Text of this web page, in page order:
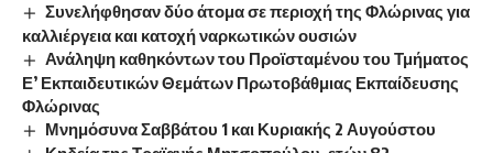
Συνελήφθησαν δύο άτομα σε περιοχή της Φλώρινας για
καλλιέργεια και κατοχή ναρκωτικών ουσιών
Ανάληψη καθηκόντων του Προϊσταμένου του Τμήματος
Ε’ Εκπαιδευτικών Θεμάτων Πρωτοβάθμιας Εκπαίδευσης
Φλώρινας
Μνημόσυνα Σαββάτου 1 και Κυριακής 2 Αυγούστου